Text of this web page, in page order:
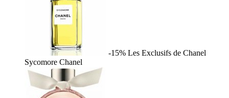
-15% Les Exclusifs de Chanel
Sycomore Chanel